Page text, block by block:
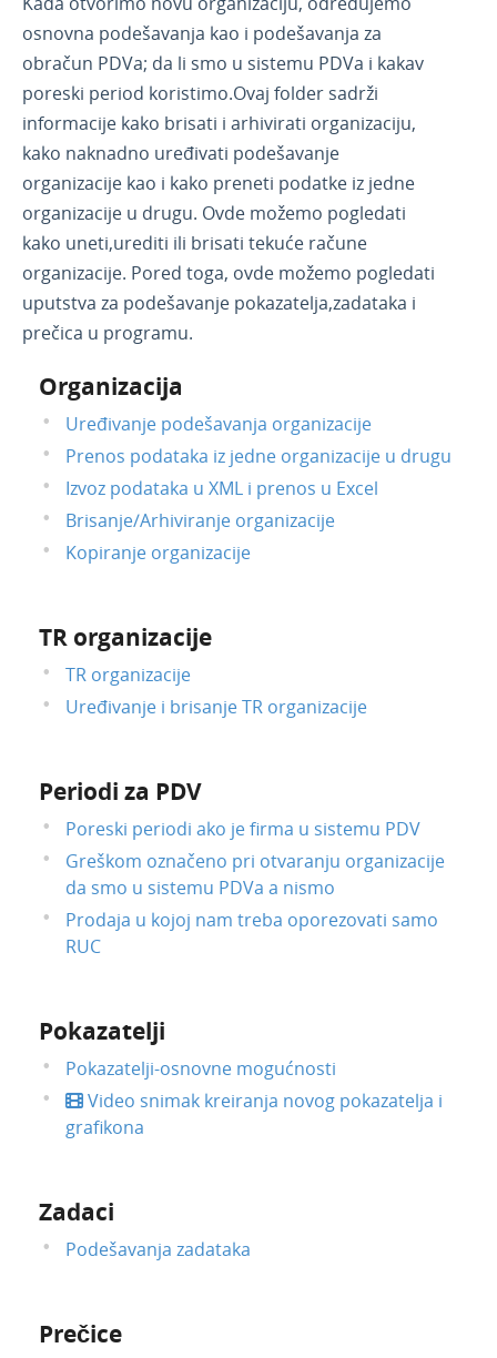
Novosti u programu
1
Korisnici i njihova prava
API - programska aplikacija
Webinar, e-book i blog
osnovna podešavanja kao i podešavanja za
obračun PDVa; da li smo u sistemu PDVa i kakav
poreski period koristimo.Ovaj folder sadrži
informacije kako brisati i arhivirati organizaciju,
kako naknadno uređivati podešavanje
organizacije kao i kako preneti podatke iz jedne
organizacije u drugu. Ovde možemo pogledati
kako uneti,urediti ili brisati tekuće račune
organizacije. Pored toga, ovde možemo pogledati
uputstva za podešavanje pokazatelja,zadataka i
prečica u programu.
Organizacija
Uređivanje podešavanja organizacije
Prenos podataka iz jedne organizacije u drugu
Izvoz podataka u XML i prenos u Excel
Brisanje/Arhiviranje organizacije
Kopiranje organizacije
TR organizacije
TR organizacije
Uređivanje i brisanje TR organizacije
Periodi za PDV
Poreski periodi ako je firma u sistemu PDV
Greškom označeno pri otvaranju organizacije
da smo u sistemu PDVa a nismo
Prodaja u kojoj nam treba oporezovati samo
RUC
Pokazatelji
Pokazatelji-osnovne mogućnosti
Video snimak kreiranja novog pokazatelja i
grafikona
Zadaci
Podešavanja zadataka
Prečice